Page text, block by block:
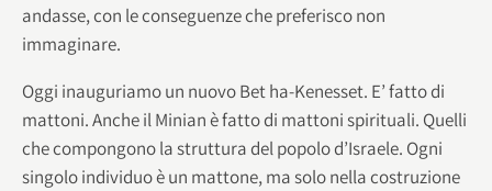
andasse, con le conseguenze che preferisco non
immaginare.
Oggi inauguriamo un nuovo Bet ha-Kenesset. E’ fatto di
mattoni. Anche il Minian è fatto di mattoni spirituali. Quelli
che compongono la struttura del popolo d’Israele. Ogni
singolo individuo è un mattone, ma solo nella costruzione